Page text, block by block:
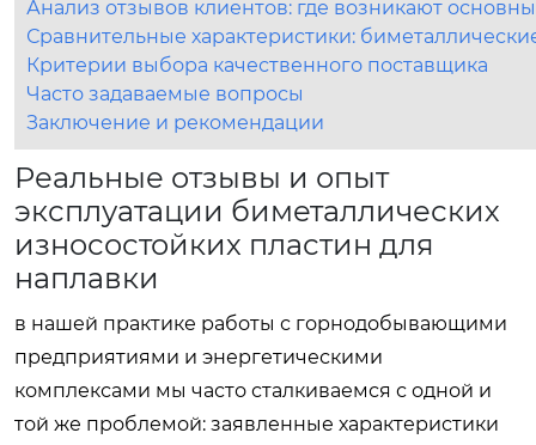
Анализ отзывов клиентов: где возникают
Сравнительные характеристики:
Критерии выбора качественного поставщика
Часто задаваемые вопросы
Заключение и рекомендации
Реальные отзывы и опыт
эксплуатации биметаллических
износостойких пластин для
наплавки
в нашей практике работы с горнодобывающими
предприятиями и энергетическими
комплексами мы часто сталкиваемся с одной и
той же проблемой: заявленные характеристики